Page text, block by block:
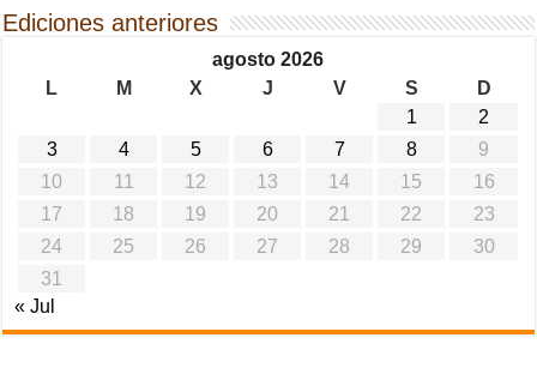
Ediciones anteriores
agosto 2026
L
M X J V S
D
1
2
3
4 5 6 7 8
9
10
11 12 13 14 15
16
17
18 19 20 21 22
23
24
25 26 27 28 29
30
31
« Jul